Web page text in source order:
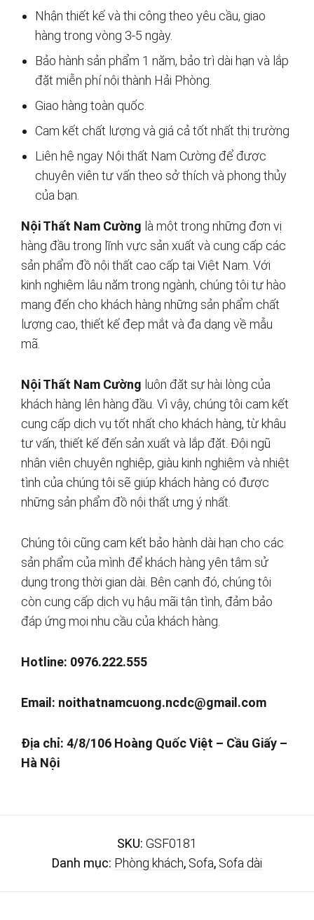
Nhận thiết kế và thi công theo yêu cầu, giao
hàng trong vòng 3-5 ngày.
Bảo hành sản phẩm 1 năm, bảo trì dài hạn và lắp
đặt miễn phí nội thành Hải Phòng.
Giao hàng toàn quốc.
Cam kết chất lượng và giá cả tốt nhất thị trường
Liên hệ ngay Nội thất Nam Cường để được
chuyên viên tư vấn theo sở thích và phong thủy
của bạn.
Nội Thất Nam Cường là một trong những đơn vị
hàng đầu trong lĩnh vực sản xuất và cung cấp các
sản phẩm đồ nội thất cao cấp tại Việt Nam. Với
kinh nghiệm lâu năm trong ngành, chúng tôi tự hào
mang đến cho khách hàng những sản phẩm chất
lượng cao, thiết kế đẹp mắt và đa dạng về mẫu
mã.
Nội Thất Nam Cường luôn đặt sự hài lòng của
khách hàng lên hàng đầu. Vì vậy, chúng tôi cam kết
cung cấp dịch vụ tốt nhất cho khách hàng, từ khâu
tư vấn, thiết kế đến sản xuất và lắp đặt. Đội ngũ
nhân viên chuyên nghiệp, giàu kinh nghiệm và nhiệt
tình của chúng tôi sẽ giúp khách hàng có được
những sản phẩm đồ nội thất ưng ý nhất.
Chúng tôi cũng cam kết bảo hành dài hạn cho các
sản phẩm của mình để khách hàng yên tâm sử
dụng trong thời gian dài. Bên cạnh đó, chúng tôi
còn cung cấp dịch vụ hậu mãi tận tình, đảm bảo
đáp ứng mọi nhu cầu của khách hàng.
Hotline: 0976.222.555
Email: noithatnamcuong.ncdc@gmail.com
Địa chỉ: 4/8/106 Hoàng Quốc Việt – Cầu Giấy –
Hà Nội
SKU: GSF0181
Danh mục: Phòng khách, Sofa, Sofa dài